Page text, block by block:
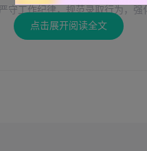
工作纪律，规范录取行为，强
复试的初试成绩A类考生基本
的考生优先录取。
点击展开阅读全文